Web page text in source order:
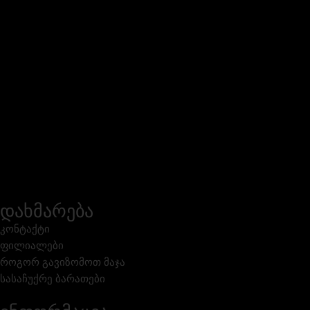
დახმარება
კონტაქტი
ფილიალები
როგორ გავიზომოთ მაჯა
სასაჩუქრე ბარათები